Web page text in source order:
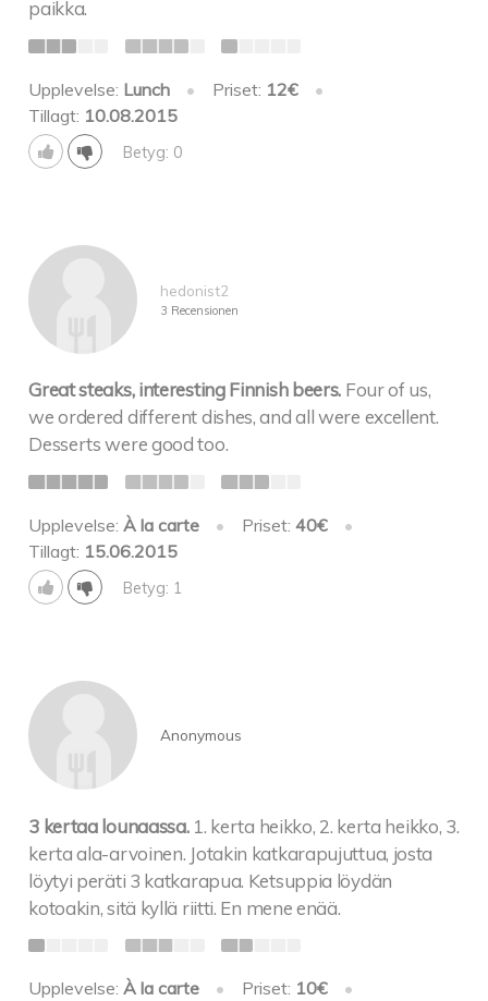
paikka.
Upplevelse: Lunch • Priset: 12€
•
Tillagt: 10.08.2015
Betyg: 0
hedonist2
3 Recensionen
Great steaks, interesting Finnish beers. Four of us,
we ordered different dishes, and all were excellent.
Desserts were good too.
Upplevelse:À la carte • Priset: 40€
•
Tillagt: 15.06.2015
Betyg: 1
Anonymous
3 kertaa lounaassa. 1. kerta heikko, 2. kerta heikko, 3.
kerta ala-arvoinen. Jotakin katkarapujuttua, josta
löytyi peräti 3 katkarapua. Ketsuppia löydän
kotoakin, sitä kyllä riitti. En mene enää.
Upplevelse:À la carte • Priset: 10€
•